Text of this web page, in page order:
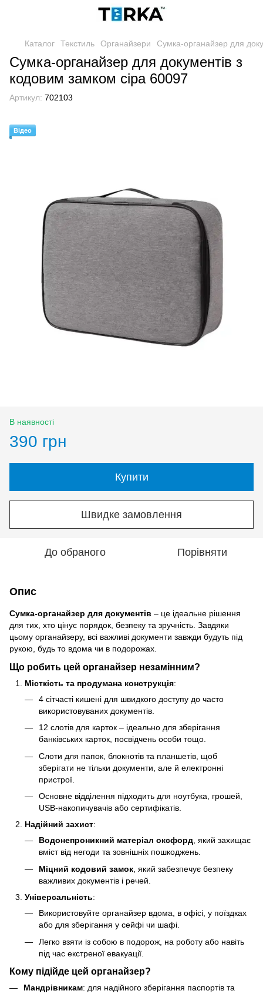
Каталог Текстиль Органайзери Сумка-органайзер для
Сумка-органайзер для документів з
кодовим замком сіра 60097
Артикул: 702103
Відео
В наявності
390 грн
Купити
Швидке замовлення
До обраного Порівняти
Опис
Сумка-органайзер для документів – це ідеальне рішення
для тих, хто цінує порядок, безпеку та зручність. Завдяки
цьому органайзеру, всі важливі документи завжди будуть під
рукою, будь то вдома чи в подорожах.
Що робить цей органайзер незамінним?
Місткість та продумана конструкція:
4 сітчасті кишені для швидкого доступу до часто
використовуваних документів.
12 слотів для карток – ідеально для зберігання
банківських карток, посвідчень особи тощо.
Слоти для папок, блокнотів та планшетів, щоб
зберігати не тільки документи, але й електронні
пристрої.
Основне відділення підходить для ноутбука, грошей,
USB-накопичувачів або сертифікатів.
Надійний захист:
Водонепроникний матеріал оксфорд, який захищає
вміст від негоди та зовнішніх пошкоджень.
Міцний кодовий замок , який забезпечує безпеку
важливих документів і речей.
Універсальність:
Використовуйте органайзер вдома, в офісі, у поїздках
або для зберігання у сейфі чи шафі.
Легко взяти із собою в подорож, на роботу або навіть
під час екстреної евакуації.
Кому підійде цей органайзер?
Мандрівникам: для надійного зберігання паспортів та